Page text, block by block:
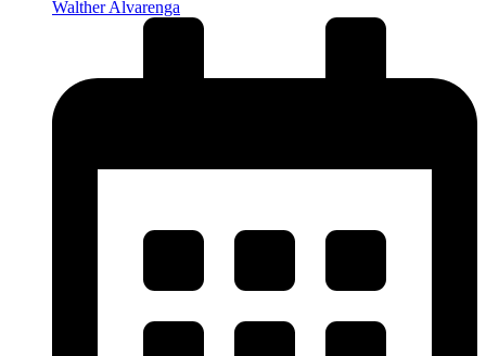
Walther Alvarenga